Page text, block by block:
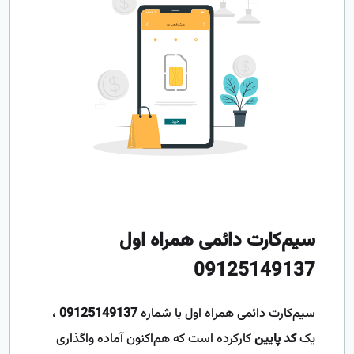
سیم‌کارت دائمی همراه اول
09125149137
سیم‌کارت دائمی همراه اول با شماره09125149137 ،
یککد پایینکارکرده است که هم‌اکنون آماده واگذاری